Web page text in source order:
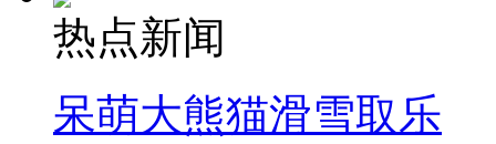
热点新闻
呆萌大熊猫滑雪取乐